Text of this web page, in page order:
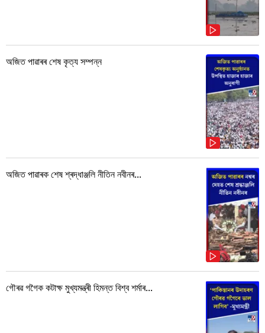
অজিত পাৱাৰৰ শেষ কৃত্য সম্পন্ন
অজিত পাৱাৰক শেষ শ্ৰদ্ধাঞ্জলি নীতিন নবীনৰ...
গৌৰৱ গগৈক কটাক্ষ মুখ্যমন্ত্ৰী হিমন্ত বিশ্ব শৰ্মাৰ...